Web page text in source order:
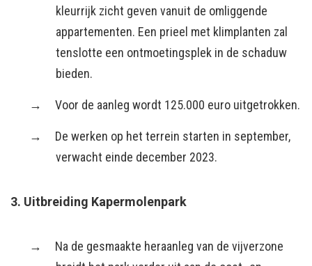
kleurrijk zicht geven vanuit de omliggende
appartementen. Een prieel met klimplanten zal
tenslotte een ontmoetingsplek in de schaduw
bieden.
Voor de aanleg wordt 125.000 euro uitgetrokken.
De werken op het terrein starten in september,
verwacht einde december 2023.
3. Uitbreiding Kapermolenpark
Na de gesmaakte heraanleg van de vijverzone